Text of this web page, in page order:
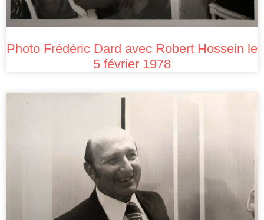
Photo Frédéric Dard avec Robert Hossein le
5 février 1978